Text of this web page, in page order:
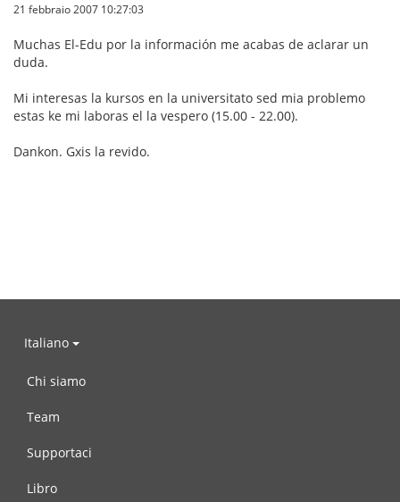
21 febbraio 2007 10:27:03
Muchas El-Edu por la información me acabas de aclarar un
duda.
Mi interesas la kursos en la universitato sed mia problemo
estas ke mi laboras el la vespero (15.00 - 22.00).
Dankon. Gxis la revido.
Italiano
Chi siamo
Team
Supportaci
Libro